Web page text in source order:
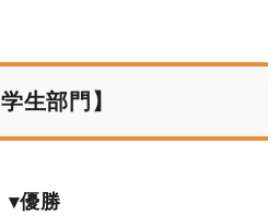
学生部門】
▾優勝